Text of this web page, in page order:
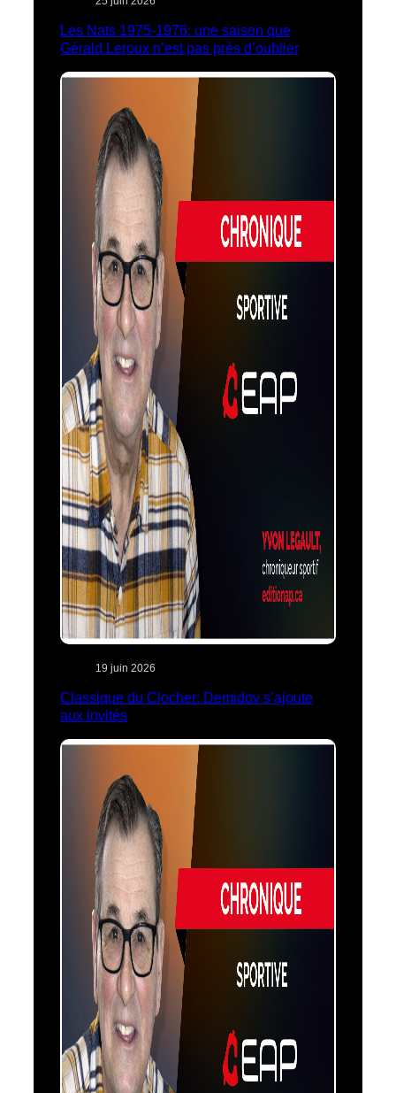
Les Nats 1975-1976: une saison que
Gérald Leroux n’est pas près d’oublier
19 juin 2026
Classique du Clocher: Demidov s’ajoute
aux invités